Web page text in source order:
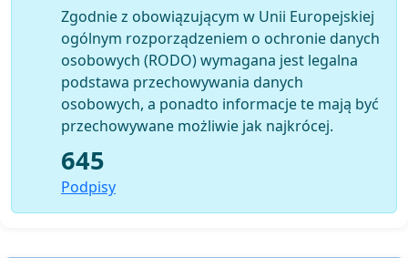
obywatelom. Budujmy mądre przepisy, mosty i drogi
między narodami.
Maciej Wroński
Prezes
Związku Pracodawców
Zgodnie z obowiązującym w Unii Europejskiej
ogólnym rozporządzeniem o ochronie danych
osobowych (RODO) wymagana jest legalna
podstawa przechowywania danych
osobowych, a ponadto informacje te mają być
przechowywane możliwie jak najkrócej.
645
Podpisy